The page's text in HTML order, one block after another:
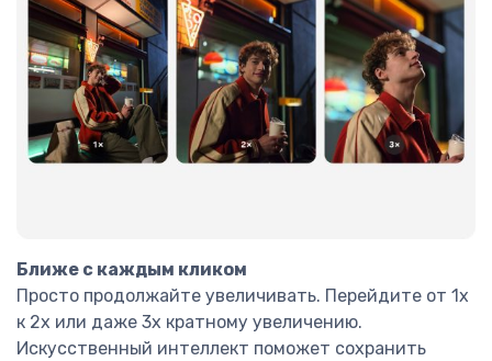
Ближе с каждым кликом
Просто продолжайте увеличивать. Перейдите от 1x
к 2x или даже 3x кратному увеличению.
Искусственный интеллект поможет сохранить